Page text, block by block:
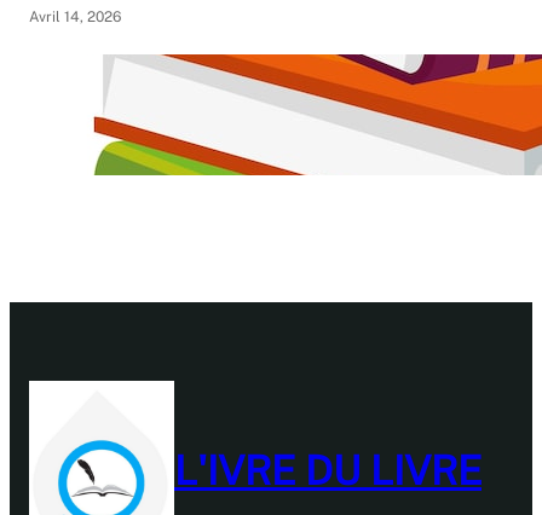
Avril 14, 2026
L'IVRE DU LIVRE